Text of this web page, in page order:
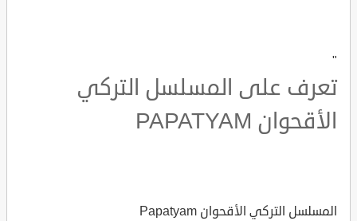
"
تعرف على المسلسل التركي
الأقحوان PAPATYAM
المسلسل التركي الأقحوان Papatyam